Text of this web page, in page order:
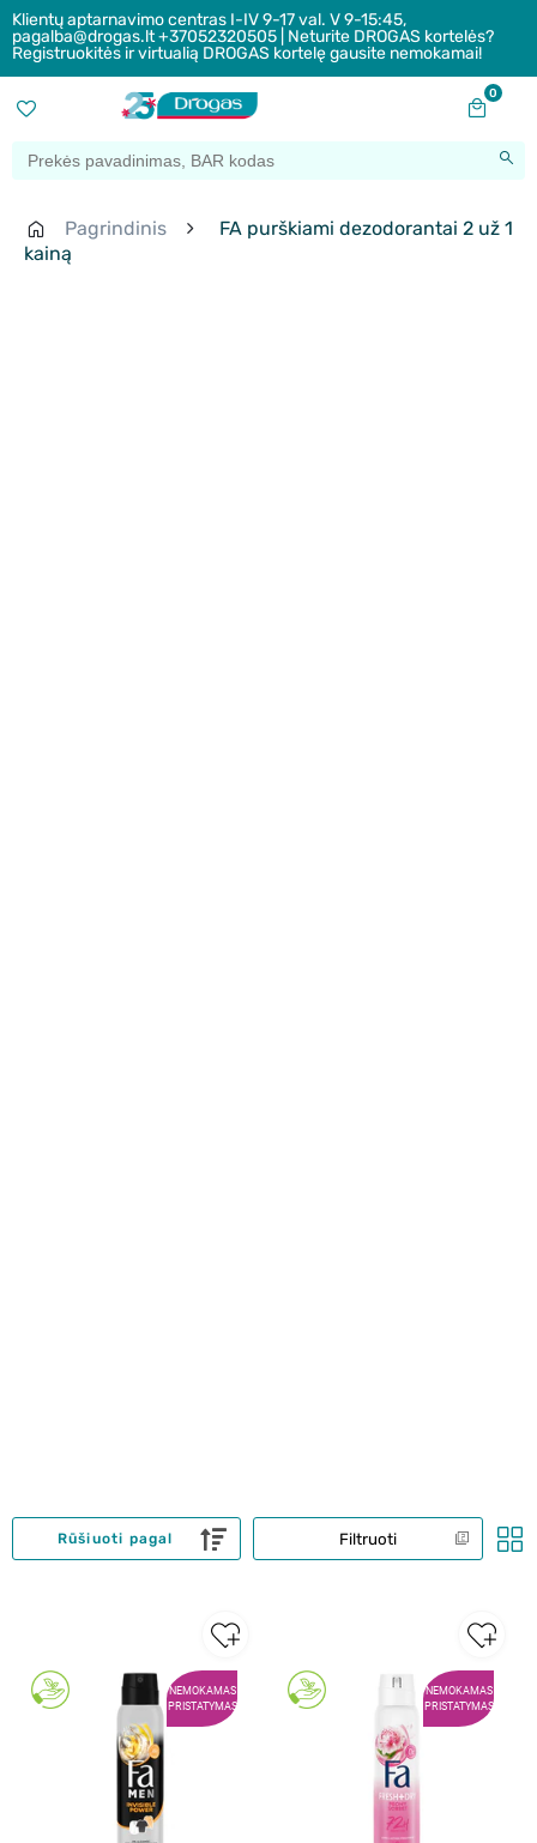
Klientų aptarnavimo centras I-IV 9-17 val. V 9-15:45,
pagalba@drogas.lt +37052320505 | Neturite DROGAS kortelės?
Registruokitės ir virtualią DROGAS kortelę gausite nemokamai!
0
Pagrindinis
FA purškiami dezodorantai 2 už 1
kainą
Filtruoti
Rūšiuoti pagal
NEMOKAMAS
PRISTATYMAS
NEMOKAMAS
PRISTATYMAS